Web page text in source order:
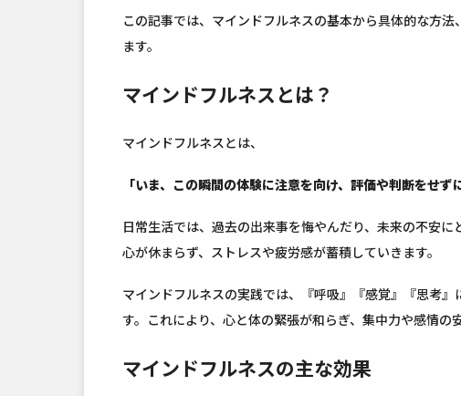
この記事では、マインドフルネスの基本から具体的な方
ます。
マインドフルネスとは？
マインドフルネスとは、
「いま、この瞬間の体験に注意を向け、評価や判断をせず
日常生活では、過去の出来事を悔やんだり、未来の不安に
心が休まらず、ストレスや疲労感が蓄積していきます。
マインドフルネスの実践では、『呼吸』『感覚』『思考
す。これにより、心と体の緊張が和らぎ、集中力や感情の
マインドフルネスの主な効果